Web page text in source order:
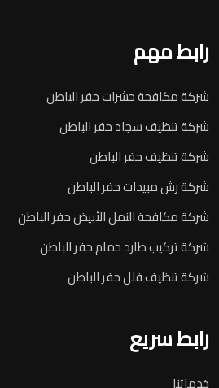
رابط مهم
شركة مكافحة حشرات حفر الباطن
شركة تنظيف سجاد حفر الباطن
شركة تنظيف حفر الباطن
شركة رش مبيدات حفر الباطن
شركة مكافحة النمل الأبيض حفر الباطن
شركة تركيب طارد حمام حفر الباطن
شركة تنظيف فلل حفر الباطن
رابط سريع